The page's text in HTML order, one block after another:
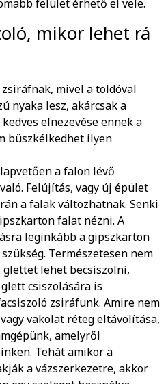
felület érhető el vele.
mikor lehet rá
mivel a toldóval
nyaka lesz, akárcsak a
elnezevése ennek a
büszkélkedhet ilyen
a falon lévő
Felújítás, vagy új épület
a falak változhatnak. Senki
falat nézni. A
leginkább a gipszkarton
Természetesen nem
lehet becsiszolni,
csiszolására is
zsiráfunk. Amire nem
vakolat réteg eltávolítása,
amelyről
Tehát amikor a
a vázszerkezetre, akkor